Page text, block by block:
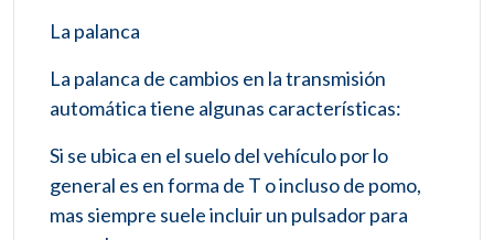
La palanca
La palanca de cambios en la transmisión
automática tiene algunas características:
Si se ubica en el suelo del vehículo por lo
general es en forma de T o incluso de pomo,
mas siempre suele incluir un pulsador para